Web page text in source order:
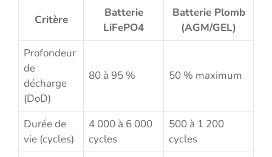
Critère
Batterie
LiFePO4
Batterie Plomb
(AGM/GEL)
Profondeur
de
décharge
(DoD)
80 à 95 % 50 % maximum
Durée de
vie (cycles)
4 000 à 6 000
cycles
500 à 1 200
cycles